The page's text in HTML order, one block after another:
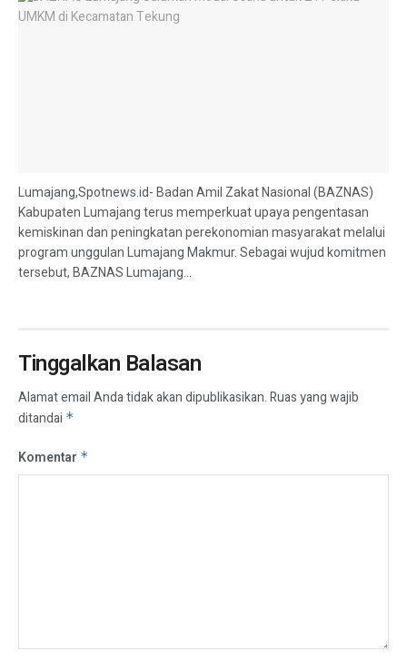
Lumajang,Spotnews.id- Badan Amil Zakat Nasional (BAZNAS)
Kabupaten Lumajang terus memperkuat upaya pengentasan
kemiskinan dan peningkatan perekonomian masyarakat melalui
program unggulan Lumajang Makmur. Sebagai wujud komitmen
tersebut, BAZNAS Lumajang...
Tinggalkan Balasan
Alamat email Anda tidak akan dipublikasikan.Ruas yang wajib
ditandai *
Komentar *